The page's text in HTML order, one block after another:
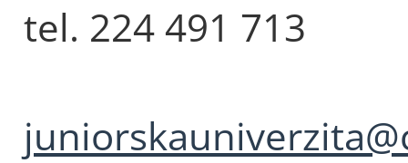
tel. 224 491 713